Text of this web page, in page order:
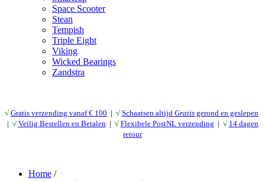
Space Scooter
Stean
Tempish
Triple Eight
Viking
Wicked Bearings
Zandstra
√ Gratis verzending vanaf € 100 | √ Schaatsen altijd Gratis gerond en geslepen
| √ Veilig Bestellen en Betalen | √ Flexibele PostNL verzending | √ 14 dagen
retour
Home /